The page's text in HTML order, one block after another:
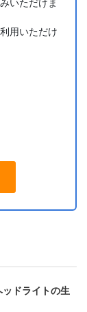
用いただけ
ドライトの生